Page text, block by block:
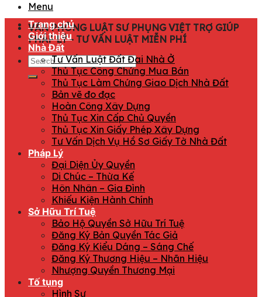
Menu
VĂN PHÒNG LUẬT SƯ PHỤNG VIỆT TRỢ GIÚP
PHÁP LÝ - TƯ VẤN LUẬT MIỄN PHÍ
Trang chủ
Giới thiệu
Nhà Đất
Tư Vấn Luật Đất Đai Nhà Ở
Thủ Tục Công Chứng Mua Bán
Thủ Tục Làm Chứng Giao Dịch Nhà Đất
Bản vẽ đo đạc
Hoàn Công Xây Dựng
Thủ Tục Xin Cấp Chủ Quyền
Thủ Tục Xin Giấy Phép Xây Dựng
Tư Vấn Dịch Vụ Hồ Sơ Giấy Tờ Nhà Đất
Pháp Lý
Đại Diện Ủy Quyền
Di Chúc – Thừa Kế
Hôn Nhân – Gia Đình
Khiếu Kiện Hành Chính
Sở Hữu Trí Tuệ
Bảo Hộ Quyền Sở Hữu Trí Tuệ
Đăng Ký Bản Quyền Tác Giả
Đăng Ký Kiểu Dáng – Sáng Chế
Đăng Ký Thương Hiệu – Nhãn Hiệu
Nhượng Quyền Thương Mại
Tố tụng
Hình Sự